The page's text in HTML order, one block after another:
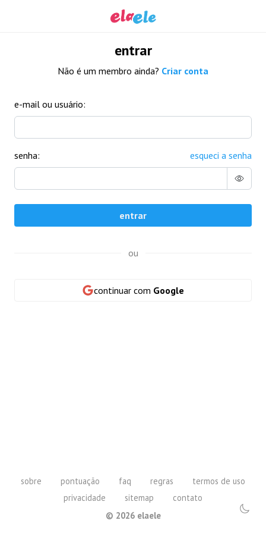
entrar
Não é um membro ainda? Criar conta
e-mail ou usuário:
senha: esqueci a senha
entrar
ou
continuar com Google
sobre pontuação faq regras
termos de uso
privacidade
sitemap
contato
© 2026elaele